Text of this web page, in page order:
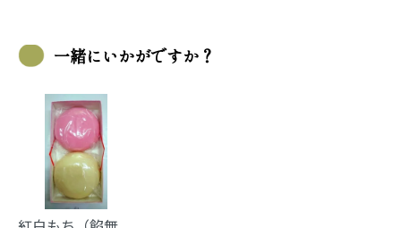
一緒にいかがですか？